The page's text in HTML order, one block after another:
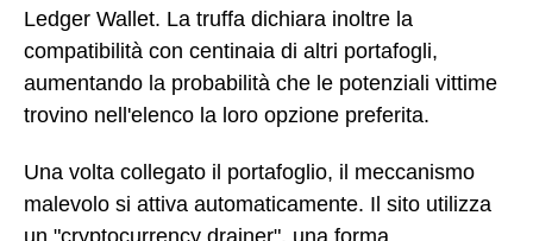
Ledger Wallet. La truffa dichiara inoltre la
compatibilità con centinaia di altri portafogli,
aumentando la probabilità che le potenziali vittime
trovino nell'elenco la loro opzione preferita.
Una volta collegato il portafoglio, il meccanismo
malevolo si attiva automaticamente. Il sito utilizza